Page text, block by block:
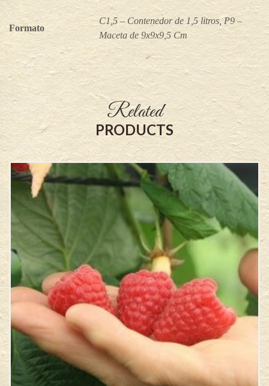
Formato
C1,5 – Contenedor de 1,5 litros, P9 –
Maceta de 9x9x9,5 Cm
Related
PRODUCTS